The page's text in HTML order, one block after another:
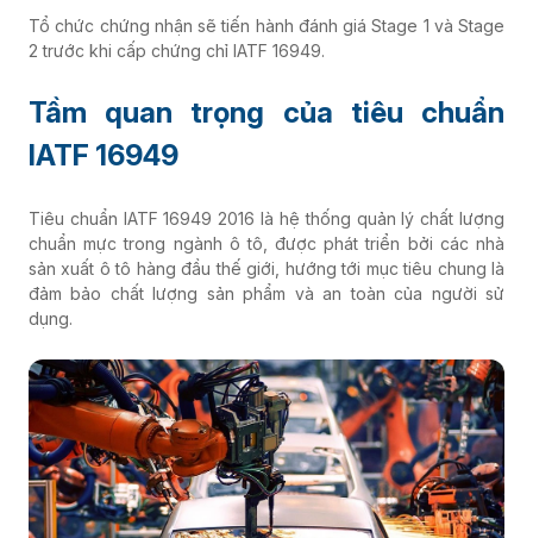
Tổ chức chứng nhận sẽ tiến hành đánh giá Stage 1 và Stage
2 trước khi cấp chứng chỉ IATF 16949.
Tầm quan trọng của tiêu chuẩn
IATF 16949
Tiêu chuẩn IATF 16949 2016 là hệ thống quản lý chất lượng
chuẩn mực trong ngành ô tô, được phát triển bởi các nhà
sản xuất ô tô hàng đầu thế giới, hướng tới mục tiêu chung là
đảm bảo chất lượng sản phẩm và an toàn của người sử
dụng.